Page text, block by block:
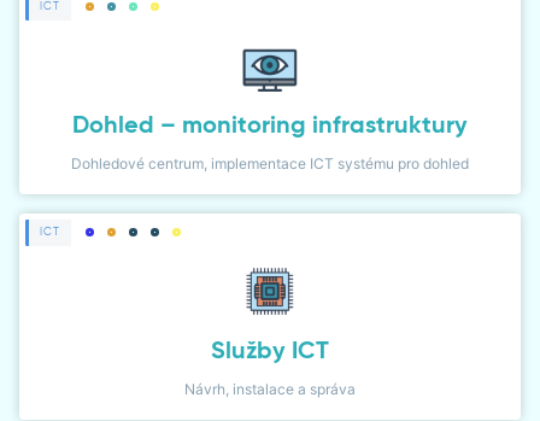
ICT
Dohled – monitoring infrastruktury
Dohledové centrum, implementace ICT systému pro dohled
ICT
Služby ICT
Návrh, instalace a správa